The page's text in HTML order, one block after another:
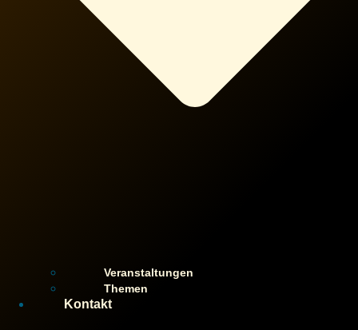
Veranstaltungen
Themen
Kontakt